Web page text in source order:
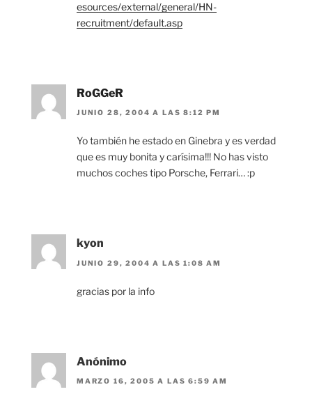
esources/external/general/HN-
recruitment/default.asp
RoGGeR
JUNIO 28, 2004 A LAS 8:12 PM
Yo también he estado en Ginebra y es verdad
que es muy bonita y carísima!!! No has visto
muchos coches tipo Porsche, Ferrari… :p
kyon
JUNIO 29, 2004 A LAS 1:08 AM
gracias por la info
Anónimo
MARZO 16, 2005 A LAS 6:59 AM